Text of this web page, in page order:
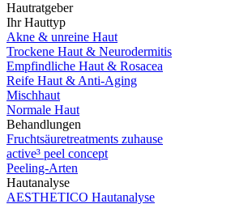
Hautratgeber
Ihr Hauttyp
Akne & unreine Haut
Trockene Haut & Neurodermitis
Empfindliche Haut & Rosacea
Reife Haut & Anti-Aging
Mischhaut
Normale Haut
Behandlungen
Fruchtsäuretreatments zuhause
active³ peel concept
Peeling-Arten
Hautanalyse
AESTHETICO Hautanalyse